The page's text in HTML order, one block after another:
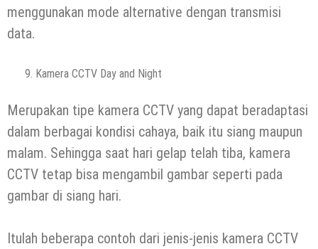
menggunakan mode alternative dengan transmisi
data.
Kamera CCTV Day and Night
Merupakan tipe kamera CCTV yang dapat beradaptasi
dalam berbagai kondisi cahaya, baik itu siang maupun
malam. Sehingga saat hari gelap telah tiba, kamera
CCTV tetap bisa mengambil gambar seperti pada
gambar di siang hari.
Itulah beberapa contoh dari jenis-jenis kamera CCTV